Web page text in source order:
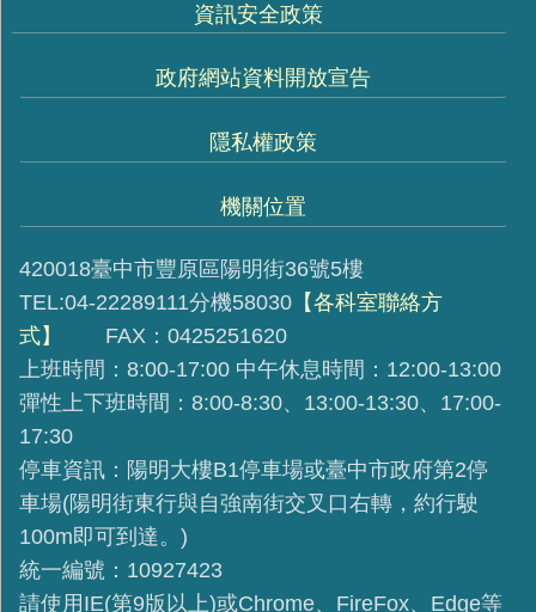
資訊安全政策
政府網站資料開放宣告
隱私權政策
機關位置
420018臺中市豐原區陽明街36號5樓
TEL:04-22289111分機58030 【各科室聯絡方
式】
FAX：0425251620
上班時間：8:00-17:00 中午休息時間：12:00-13:00
彈性上下班時間：8:00-8:30、13:00-13:30、17:00-
17:30
停車資訊：陽明大樓B1停車場或臺中市政府第2停
車場(陽明街東行與自強南街交叉口右轉，約行駛
100m即可到達。)
統一編號：10927423
請使用IE(第9版以上)或Chrome、FireFox、Edge等